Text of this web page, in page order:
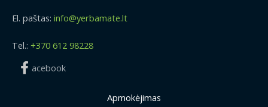
El. paštas: info@yerbamate.lt
Tel.: +370 612 98228
acebook
Apmokėjimas